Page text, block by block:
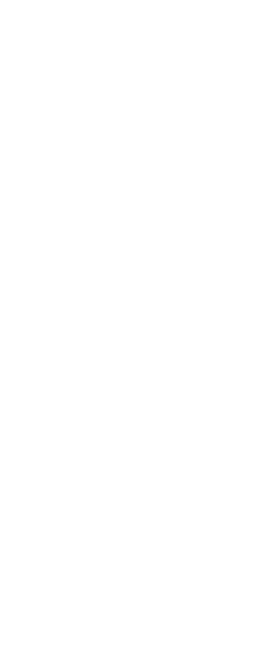
whose license was issued in
Bank Indonesia as a Supporting
and Administration and
whose license was issued in